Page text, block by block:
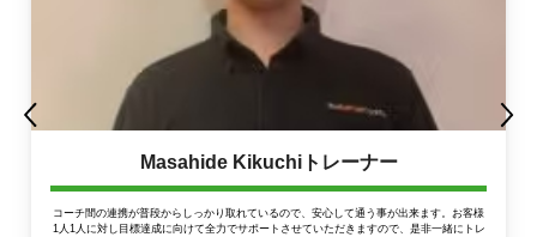
Masahide Kikuchiトレーナー
コーチ間の連携が普段からしっかり取れているので、安心して通う事が出来ます。お客様
1人1人に対し目標達成に向けて全力でサポートさせていただきますので、是非一緒にトレ